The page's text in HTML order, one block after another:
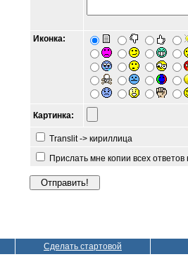
Иконка:
Картинка:
Translit -> кириллица
Прислать мне копии всех
Сделать стартовой